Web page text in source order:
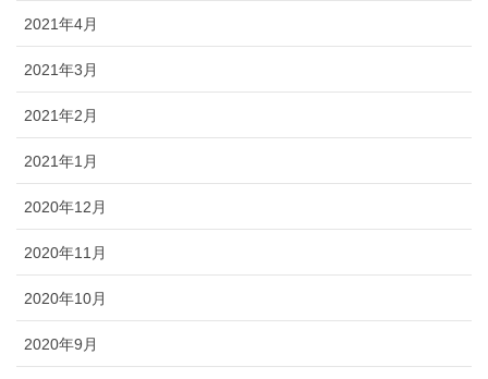
2021年4月
2021年3月
2021年2月
2021年1月
2020年12月
2020年11月
2020年10月
2020年9月